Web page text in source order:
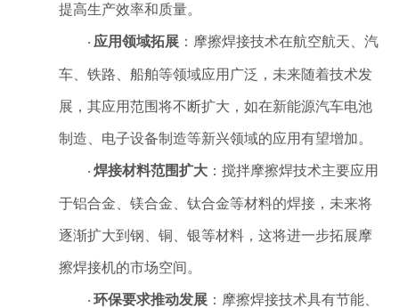
提高生产效率和质量。
· 应用领域拓展：摩擦焊接技术在航空航天、汽
车、铁路、船舶等领域应用广泛，未来随着技术发
展，其应用范围将不断扩大，如在新能源汽车电池
制造、电子设备制造等新兴领域的应用有望增加。
· 焊接材料范围扩大：搅拌摩擦焊技术主要应用
于铝合金、镁合金、钛合金等材料的焊接，未来将
逐渐扩大到钢、铜、银等材料，这将进一步拓展摩
擦焊接机的市场空间。
· 环保要求推动发展：摩擦焊接技术具有节能、